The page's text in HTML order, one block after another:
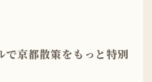
で京都散策をもっと特別